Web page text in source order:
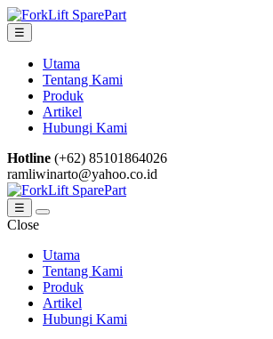
Skip
to
navigation
Skip
to
content
☰
Utama
Tentang Kami
Produk
Artikel
Hubungi Kami
Hotline (+62) 85101864026
ramliwinarto@yahoo.co.id
☰
Close
Utama
Tentang Kami
Produk
Artikel
Hubungi Kami